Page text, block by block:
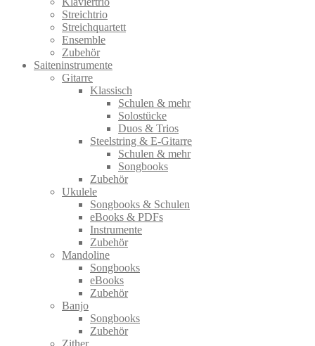
Streichtrio
Streichquartett
Ensemble
Zubehör
Saiteninstrumente
Gitarre
Klassisch
Schulen & mehr
Solostücke
Duos & Trios
Steelstring & E-Gitarre
Schulen & mehr
Songbooks
Zubehör
Ukulele
Songbooks & Schulen
eBooks & PDFs
Instrumente
Zubehör
Mandoline
Songbooks
eBooks
Zubehör
Banjo
Songbooks
Zubehör
Zither